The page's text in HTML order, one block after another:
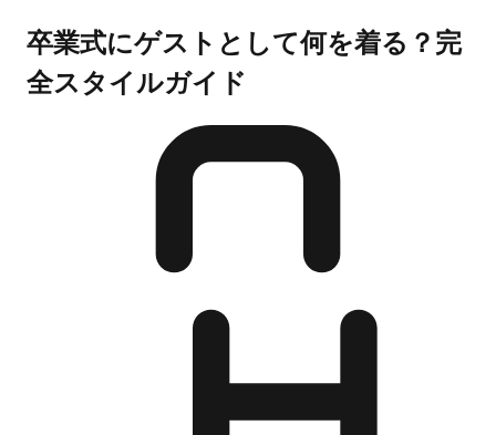
卒業式にゲストとして何を着る？完
全スタイルガイド